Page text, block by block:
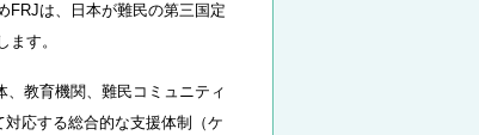
FRJは、日本が難民の第三国定
す。
教育機関、難民コミュニティ
応する総合的な支援体制（ケ